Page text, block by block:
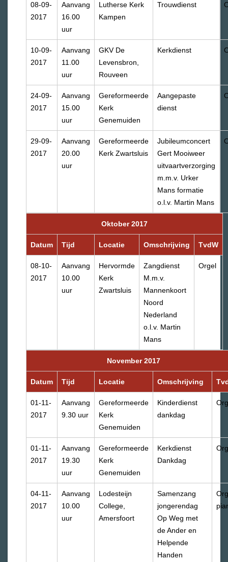
08-09-
2017
Aanvang
16.00
uur
Lutherse Kerk
Kampen
Trouwdienst
10-09-
2017
Aanvang
11.00
uur
GKV De
Levensbron,
Rouveen
Kerkdienst
24-09-
2017
Aanvang
15.00
uur
Gereformeerde
Kerk
Genemuiden
Aangepaste
dienst
29-09-
2017
Aanvang
20.00
uur
Gereformeerde
Kerk Zwartsluis
Jubileumconcert
Gert Mooiweer
uitvaartverzorging
m.m.v. Urker
Mans formatie
o.l.v. Martin Mans
Oktober 2017
Datum Tijd Locatie Omschrijving TvdW
08-10-
2017
Aanvang
10.00
uur
Hervormde
Kerk
Zwartsluis
Zangdienst
M.m.v.
Mannenkoort
Noord
Nederland
o.l.v. Martin
Mans
Orgel
November 2017
Datum Tijd Locatie Omschrijving
01-11-
2017
Aanvang
9.30 uur
Gereformeerde
Kerk
Genemuiden
Kinderdienst
dankdag
01-11-
2017
Aanvang
19.30
uur
Gereformeerde
Kerk
Genemuiden
Kerkdienst
Dankdag
04-11-
2017
Aanvang
10.00
uur
Lodesteijn
College,
Amersfoort
Samenzang
jongerendag
Op Weg met
de Ander en
Helpende
Handen